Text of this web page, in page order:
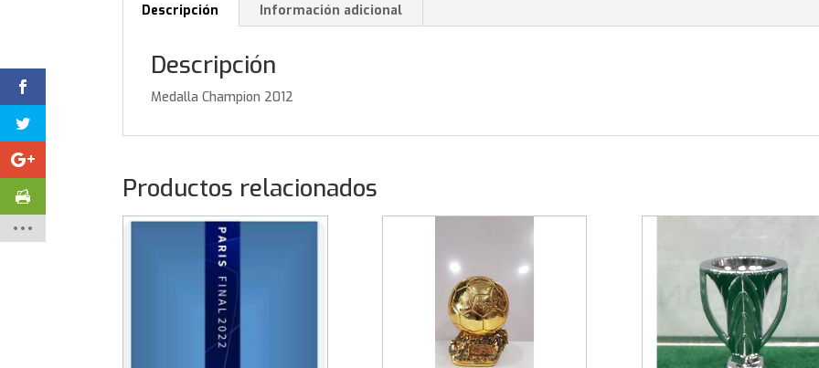
Descripción Información adicional
Descripción
Medalla Champion 2012
Productos relacionados